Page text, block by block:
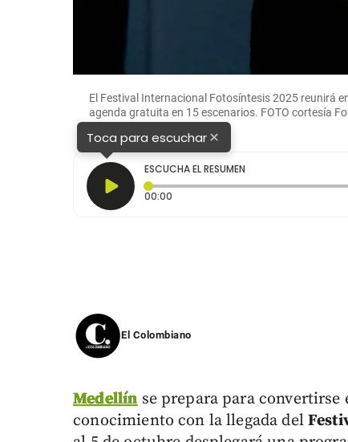
El Festival Internacional Fotosíntesis 2025 reunirá
agenda gratuita en 15 escenarios. FOTO cortesía
Toca para escuchar×
ESCUCHA EL RESUMEN
00:00
El Colombiano
Medellínse prepara para
conocimiento con la llegada del